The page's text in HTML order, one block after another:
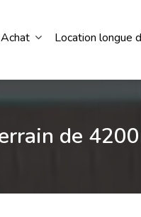
Achat Location longue
de